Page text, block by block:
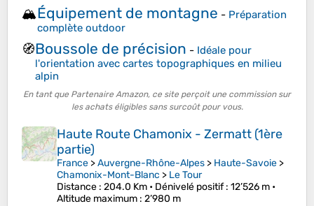
🏔️Équipement de montagne - Préparation
complète outdoor
🧭Boussole de précision - Idéale pour
l'orientation avec cartes topographiques en milieu
alpin
En tant que Partenaire Amazon, ce site perçoit une commission sur
les achats éligibles sans surcoût pour vous.
Haute Route Chamonix - Zermatt (1ère
partie)
France >Auvergne-Rhône-Alpes > Haute-Savoie >
Chamonix-Mont-Blanc > Le Tour
Distance : 204.0 Km • Dénivelé positif: 12’526 m •
Altitude maximum : 2’980 m